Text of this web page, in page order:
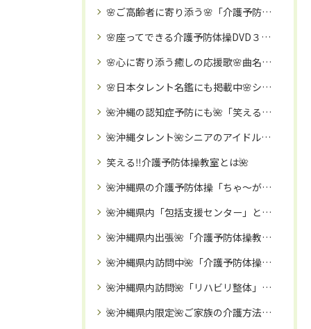
🌸ご高齢者に寄り添う🌸「介護予防タレント」いぜなひさお氏🌈
🌸座ってできる介護予防体操DVD３０分🌸
🌸心に寄り添う癒しの応援歌🌸曲名：泣いてもいいよ 歌唱：いぜなひさお🌺
🌸日本タレント名鑑にも掲載中🌸シニア・高齢者のアイドル「いぜなひさお」氏の魅力に迫る🌺！
🌺沖縄の認知症予防にも🌺「笑える❗️介護予防体操教室」🌈認知症予防・引きこもり予防・転倒予防に🌈
🌺沖縄タレント🌺シニアのアイドル「いぜなひさお」氏
笑える‼️介護予防体操教室とは🌺
🌺沖縄県の介護予防体操「ちゃ～がんじゅう体操」で心も体も元気に🌺
🌺沖縄県内「包括支援センター」と介護予防イベントコラボ依頼が殺到中🌺訪問「笑える❗️介護予防体操教室」🌈
🌺沖縄県内出張🌺「介護予防体操教室」のご案内
🌺沖縄県内訪問中🌺「介護予防体操」講座🌈
🌺沖縄県内訪問🌺「リハビリ整体」🌈お伺い致しますので、時間・移動費の節約になります🌈
🌺沖縄県内限定🌺ご家族の介護方法・リハビリなどのご相談受付中🌈一人で抱え込まずにリハビリ職歴１０年以上の実務経験のある「いぜなひさお」にご相談ください🌸